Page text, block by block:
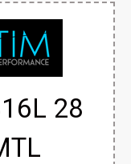
28